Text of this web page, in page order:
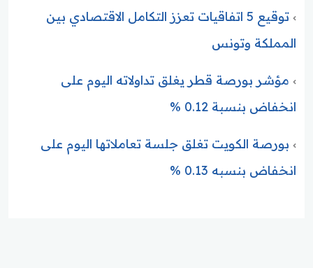
توقيع 5 اتفاقيات تعزز التكامل الاقتصادي بين
المملكة وتونس
مؤشر بورصة قطر يغلق تداولاته اليوم على
انخفاض بنسبة 0.12 %
بورصة الكويت تغلق جلسة تعاملاتها اليوم على
انخفاض بنسبه 0.13 %